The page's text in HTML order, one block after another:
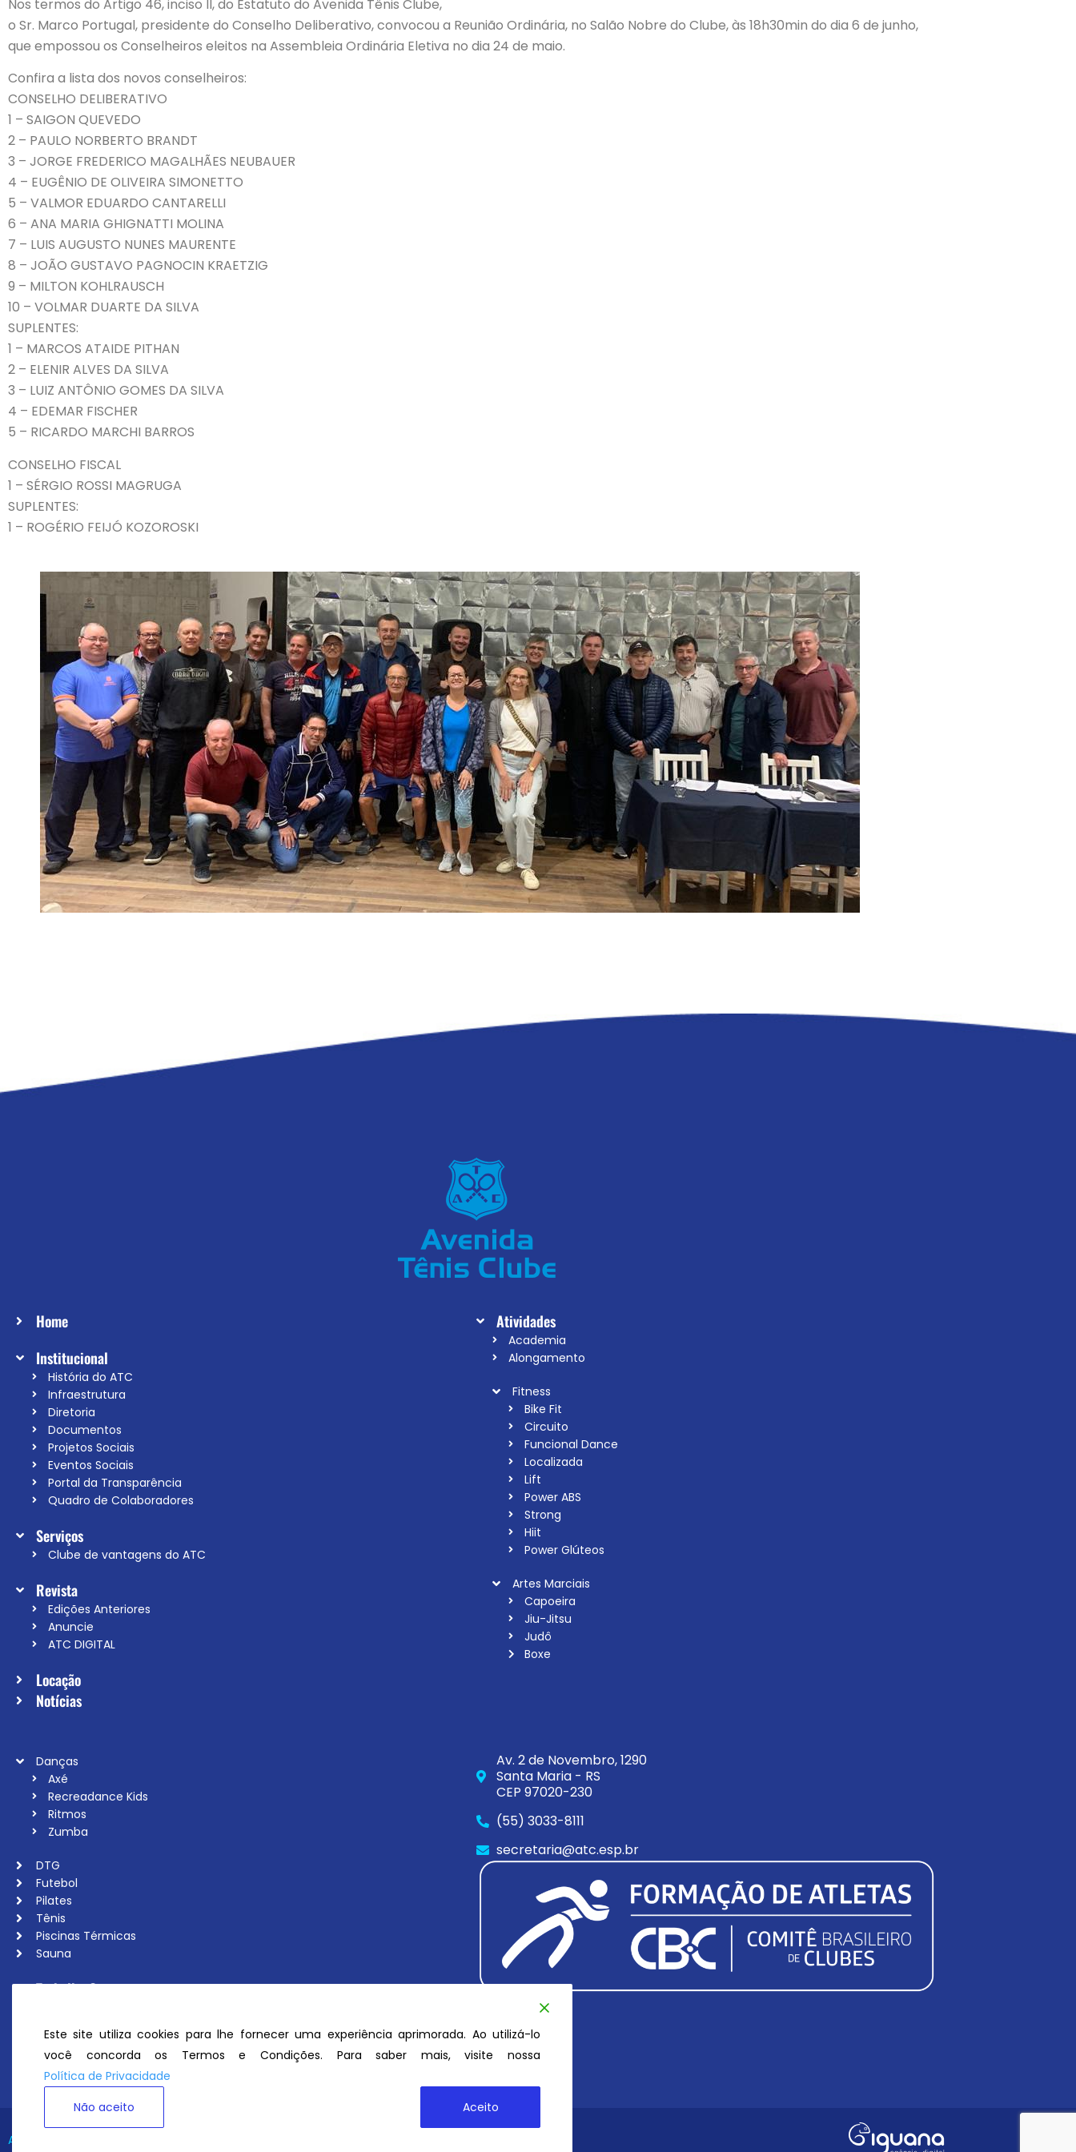
Nos termos do Artigo 46, inciso II, do Estatuto do Avenida Tênis Clube,
o Sr. Marco Portugal, presidente do Conselho Deliberativo, convocou a Reunião Ordinária, no Salão Nobre do Clube, às 18h30min do dia 6 de junho,
que empossou os Conselheiros eleitos na Assembleia Ordinária Eletiva no dia 24 de maio.
Confira a lista dos novos conselheiros:
CONSELHO DELIBERATIVO
1 – SAIGON QUEVEDO
2 – PAULO NORBERTO BRANDT
3 – JORGE FREDERICO MAGALHÃES NEUBAUER
4 – EUGÊNIO DE OLIVEIRA SIMONETTO
5 – VALMOR EDUARDO CANTARELLI
6 – ANA MARIA GHIGNATTI MOLINA
7 – LUIS AUGUSTO NUNES MAURENTE
8 – JOÃO GUSTAVO PAGNOCIN KRAETZIG
9 – MILTON KOHLRAUSCH
10 – VOLMAR DUARTE DA SILVA
SUPLENTES:
1 – MARCOS ATAIDE PITHAN
2 – ELENIR ALVES DA SILVA
3 – LUIZ ANTÔNIO GOMES DA SILVA
4 – EDEMAR FISCHER
5 – RICARDO MARCHI BARROS
CONSELHO FISCAL
1 – SÉRGIO ROSSI MAGRUGA
SUPLENTES:
1 – ROGÉRIO FEIJÓ KOZOROSKI
Home
Institucional
História do ATC
Infraestrutura
Diretoria
Documentos
Projetos Sociais
Eventos Sociais
Portal da Transparência
Quadro de Colaboradores
Serviços
Clube de vantagens do ATC
Revista
Edições Anteriores
Anuncie
ATC DIGITAL
Locação
Notícias
Atividades
Academia
Alongamento
Fitness
Bike Fit
Circuito
Funcional Dance
Localizada
Lift
Power ABS
Strong
Hiit
Power Glúteos
Artes Marciais
Capoeira
Jiu-Jitsu
Judô
Boxe
Danças
Axé
Recreadance Kids
Ritmos
Zumba
DTG
Futebol
Pilates
Tênis
Piscinas Térmicas
Sauna
Trabalhe Conosco
Ouvidoria
Política de Privacidade
Perguntas Frequentes
Av. 2 de Novembro, 1290
Santa Maria - RS
CEP 97020-230
(55) 3033-8111
secretaria@atc.esp.br
Avenida Tênis Clube
Este site utiliza cookies para lhe fornecer uma experiência aprimorada. Ao utilizá-lo
você concorda os Termos e Condições. Para saber mais, visite nossa
Política de Privacidade
Não aceito
Aceito